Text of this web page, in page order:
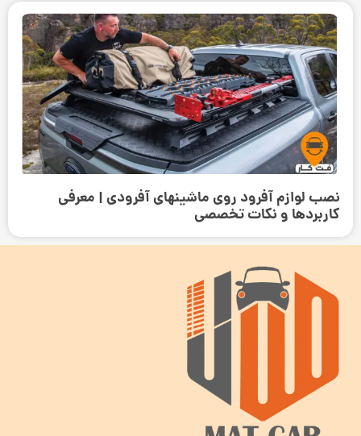
نصب لوازم آفرود روی ماشینهای آفرودی | معرفی
کاربردها و نکات تخصصی